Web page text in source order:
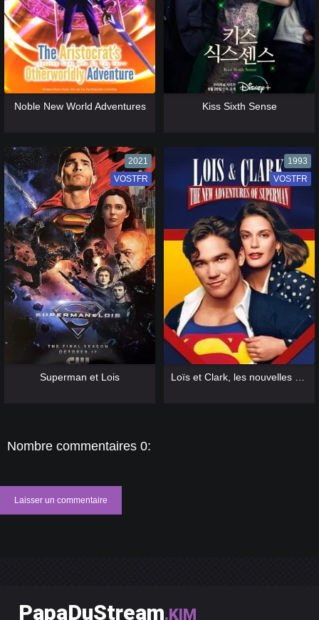
Noble New World Adventures Kiss Sixth Sense
2021
VF
VOSTFR
Superman et Lois
1993
VF
VOSTFR
Nombre commentaires 0:
Laisser un commentaire
PapaDuStream.KIM